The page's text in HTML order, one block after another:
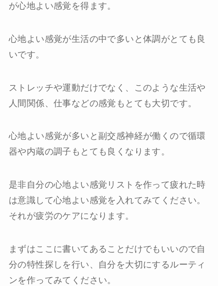
が心地よい感覚を得ます。
心地よい感覚が生活の中で多いと体調がとても良
いです。
ストレッチや運動だけでなく、このような生活や
人間関係、仕事などの感覚もとても大切です。
心地よい感覚が多いと副交感神経が働くので循環
器や内蔵の調子もとても良くなります。
是非自分の心地よい感覚リストを作って疲れた時
は意識して心地よい感覚を入れてみてください。
それが疲労のケアになります。
まずはここに書いてあることだけでもいいので自
分の特性探しを行い、自分を大切にするルーティ
ンを作ってみてください。